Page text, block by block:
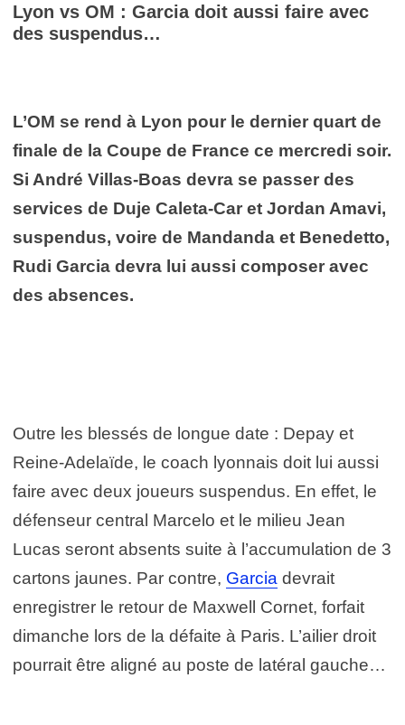
Lyon vs OM : Garcia doit aussi faire avec
des suspendus…
L’OM se rend à Lyon pour le dernier quart de
finale de la Coupe de France ce mercredi soir.
Si André Villas-Boas devra se passer des
services de Duje Caleta-Car et Jordan Amavi,
suspendus, voire de Mandanda et Benedetto,
Rudi Garcia devra lui aussi composer avec
des absences.
Outre les blessés de longue date : Depay et
Reine-Adelaïde, le coach lyonnais doit lui aussi
faire avec deux joueurs suspendus. En effet, le
défenseur central Marcelo et le milieu Jean
Lucas seront absents suite à l’accumulation de 3
cartons jaunes. Par contre, Garcia devrait
enregistrer le retour de Maxwell Cornet, forfait
dimanche lors de la défaite à Paris. L’ailier droit
pourrait être aligné au poste de latéral gauche…